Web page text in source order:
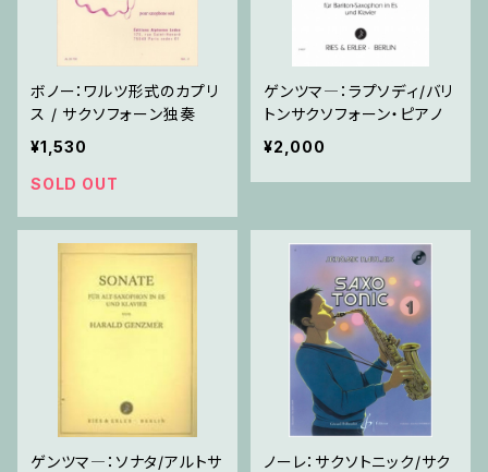
ボノー：ワルツ形式のカプリ
ス / サクソフォーン独奏
¥1,530
SOLD OUT
ゲンツマ―：ラプソディ/バリ
トンサクソフォーン・ピアノ
¥2,000
ゲンツマ―：ソナタ/アルトサ
ノーレ：サクソトニック/サク